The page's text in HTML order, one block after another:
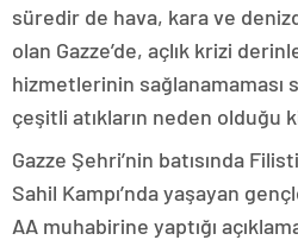
süredir de hava, kara ve
olan Gazze’de, açlık krizi
hizmetlerinin sağlanamaması
çeşitli atıkların neden olduğu
Gazze Şehri’nin batısında
Sahil Kampı’nda yaşayan
AA muhabirine yaptığı